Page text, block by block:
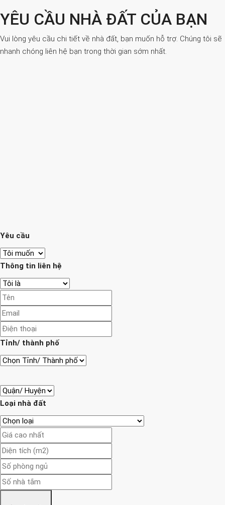
YÊU CẦU NHÀ ĐẤT CỦA BẠN
Vui lòng yêu cầu chi tiết về nhà đất, bạn muốn hỗ trợ. Chúng tôi sẽ
nhanh chóng liên hệ bạn trong thời gian sớm nhất.
Yêu cầu
Thông tin liên hệ
Tỉnh/ thành phố
Loại nhà đất